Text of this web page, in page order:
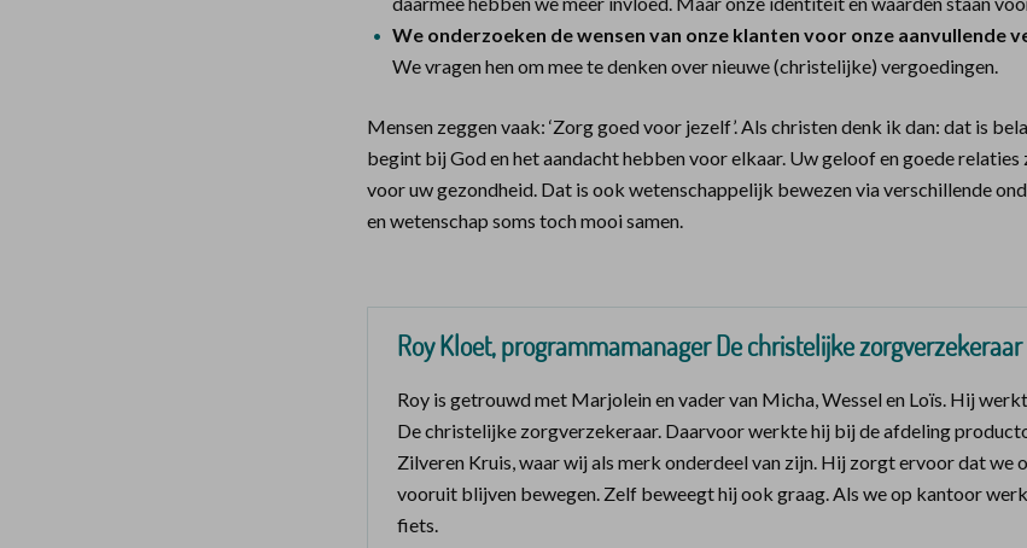
We onderzoeken de wensen van onze klanten voor onze aanvullende
We vragen hen om mee te denken over nieuwe (christelijke) vergoedingen.
Mensen zeggen vaak: ‘Zorg goed voor jezelf’. Als christen denk ik dan: dat is
begint bij God en het aandacht hebben voor elkaar. Uw geloof en goede
voor uw gezondheid. Dat is ook wetenschappelijk bewezen via verschillende
en wetenschap soms toch mooi samen.
Roy Kloet, programmamanager De christelijke zorgverzekeraar
Roy is getrouwd met Marjolein en vader van Micha, Wessel en Loïs. Hij
De christelijke zorgverzekeraar. Daarvoor werkte hij bij de afdeling
Zilveren Kruis, waar wij als merk onderdeel van zijn. Hij zorgt ervoor dat we
vooruit blijven bewegen. Zelf beweegt hij ook graag. Als we op kantoor
fiets.